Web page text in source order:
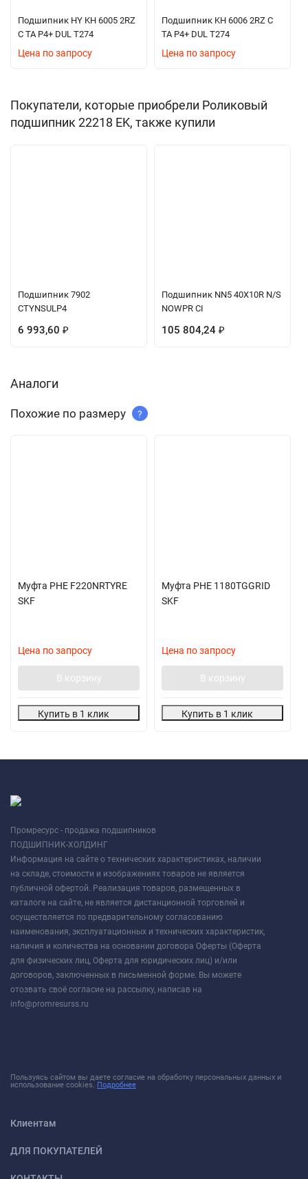
Подшипник HY KH 6005 2RZ
C TA P4+ DUL T274
Цена по запросу
Подшипник KH 6006 2RZ C
TA P4+ DUL T274
Цена по запросу
Покупатели, которые приобрели Роликовый
подшипник 22218 EK, также купили
Подшипник 7902
CTYNSULP4
6 993,60 ₽
Подшипник NN5 40X10R N/S
NOWPR CI
105 804,24 ₽
Аналоги
Похожие по размеру ?
Муфта PHE F220NRTYRE
SKF
Цена по запросу
В корзину
Купить в 1 клик
Муфта PHE 1180TGGRID
SKF
Цена по запросу
В корзину
Купить в 1 клик
Промресурс - продажа подшипников
ПОДШИПНИК-ХОЛДИНГ
Информация на сайте о технических характеристиках, наличии
на складе, стоимости и изображениях товаров не является
публичной офертой. Реализация товаров, размещенных в
каталоге на сайте, не является дистанционной торговлей и
осуществляется по предварительному согласованию
наименования, эксплуатационных и технических характеристик,
наличия и количества на основании договора Оферты (Оферта
для физических лиц, Оферта для юридических лиц) и/или
договоров, заключенных в письменной форме. Вы можете
отозвать своё согласие на рассылку, написав на
info@promresurss.ru
Пользуясь сайтом вы даете согласие на обработку персональных данных и
использование cookies. Подробнее
Клиентам
ДЛЯ ПОКУПАТЕЛЕЙ